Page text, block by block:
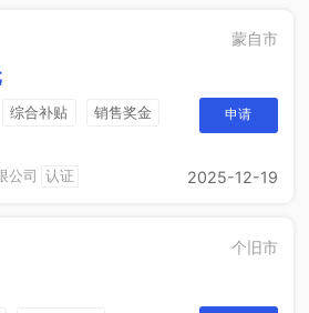
蒙自市
综合补贴
销售奖金
申请
公司 认证 2025-12-19
个旧市